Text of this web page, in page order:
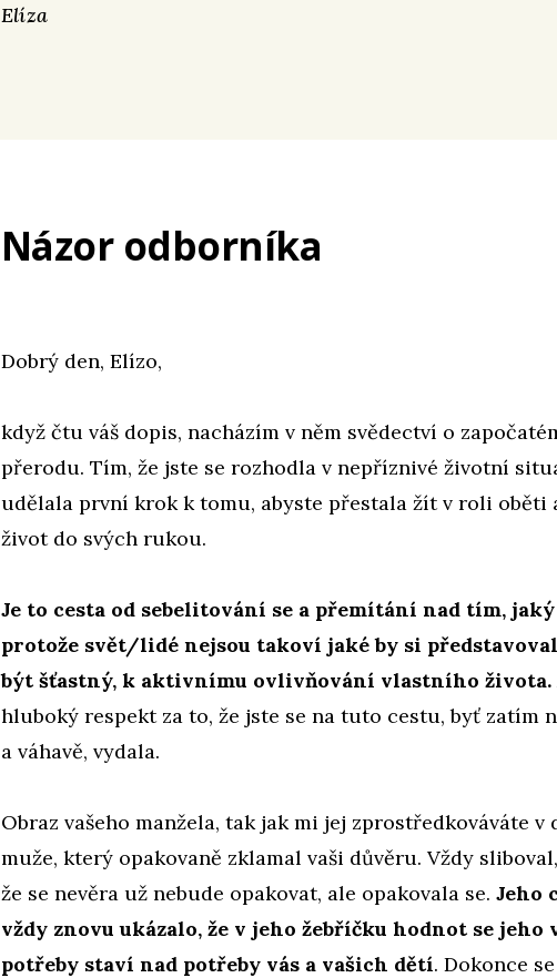
Elíza
Názor odborníka
Dobrý den, Elízo,
když čtu váš dopis, nacházím v něm svědectví o
přerodu. Tím, že jste se rozhodla v nepříznivé životní
udělala první krok k tomu, abyste přestala žít v roli oběti
život do svých rukou.
Je to cesta od sebelitování se a přemítání nad tím,
protože svět/lidé nejsou takoví jaké by si
být šťastný, k aktivnímu ovlivňování vlastního života.
hluboký respekt za to, že jste se na tuto cestu, byť zatím
a váhavě, vydala.
Obraz vašeho manžela, tak jak mi jej zprostředkováváte v
muže, který opakovaně zklamal vaši důvěru. Vždy
že se nevěra už nebude opakovat, ale opakovala se. Jeho
vždy znovu ukázalo, že v jeho žebříčku hodnot se jeho
potřeby staví nad potřeby vás a vašich dětí. Dokonce